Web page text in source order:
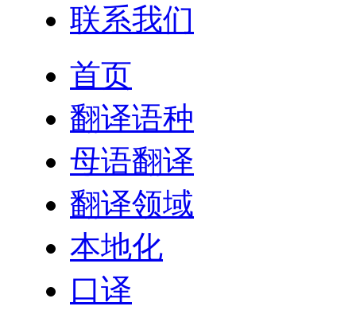
联系我们
首页
翻译语种
母语翻译
翻译领域
本地化
口译